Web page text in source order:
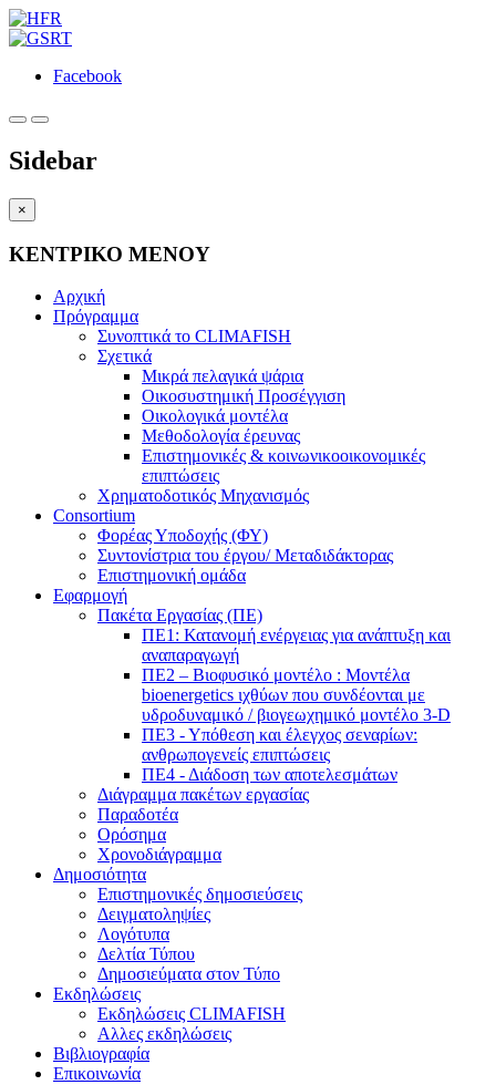
Facebook
Sidebar
×
ΚΕΝΤΡΙΚΟ ΜΕΝΟΥ
Αρχική
Πρόγραμμα
Συνοπτικά το CLIMAFISH
Σχετικά
Μικρά πελαγικά ψάρια
Οικοσυστημική Προσέγγιση
Οικολογικά μοντέλα
Μεθοδολογία έρευνας
Επιστημονικές & κοινωνικοοικονομικές
επιπτώσεις
Χρηματοδοτικός Μηχανισμός
Consortium
Φορέας Υποδοχής (ΦΥ)
Συντονίστρια του έργου/ Μεταδιδάκτορας
Επιστημονική ομάδα
Εφαρμογή
Πακέτα Εργασίας (ΠΕ)
ΠΕ1: Κατανομή ενέργειας για ανάπτυξη και
αναπαραγωγή
ΠΕ2 – Βιοφυσικό μοντέλο : Μοντέλα
bioenergetics ιχθύων που συνδέονται με
υδροδυναμικό / βιογεωχημικό μοντέλο 3-D
ΠΕ3 - Υπόθεση και έλεγχος σεναρίων:
ανθρωπογενείς επιπτώσεις
ΠΕ4 - Διάδοση των αποτελεσμάτων
Διάγραμμα πακέτων εργασίας
Παραδοτέα
Ορόσημα
Χρονοδιάγραμμα
Δημοσιότητα
Επιστημονικές δημοσιεύσεις
Δειγματοληψίες
Λογότυπα
Δελτία Τύπου
Δημοσιεύματα στον Τύπο
Εκδηλώσεις
Εκδηλώσεις CLIMAFISH
Αλλες εκδηλώσεις
Βιβλιογραφία
Επικοινωνία